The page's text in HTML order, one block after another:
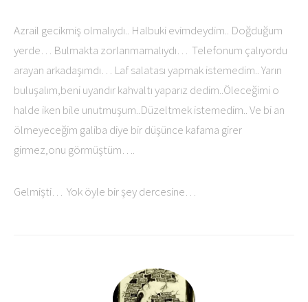
Azrail gecikmiş olmalıydı.. Halbuki evimdeydim.. Doğduğum
yerde… Bulmakta zorlanmamalıydı… Telefonum çalıyordu
arayan arkadaşımdı… Laf salatası yapmak istemedim.. Yarın
buluşalım,beni uyandır kahvaltı yaparız dedim..Öleceğimi o
halde iken bile unutmuşum..Düzeltmek istemedim.. Ve bi an
ölmeyeceğim galiba diye bir düşünce kafama girer
girmez,onu görmüştüm….
Gelmişti… Yok öyle bir şey dercesine…